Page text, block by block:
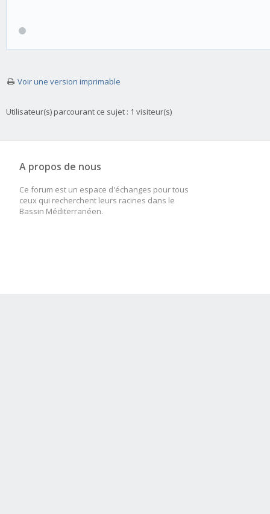
Voir une version imprimable
Utilisateur(s) parcourant ce sujet : 1 visiteur(s)
A propos de nous
Ce forum est un espace d'échanges pour tous
ceux qui recherchent leurs racines dans le
Bassin Méditerranéen.